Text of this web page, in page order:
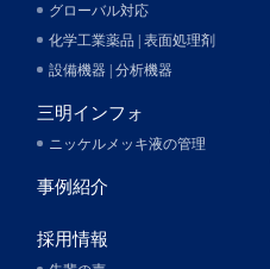
グローバル対応
化学工業薬品 | 表面処理剤
設備機器 | 分析機器
三明インフォ
ニッケルメッキ液の管理
事例紹介
採用情報